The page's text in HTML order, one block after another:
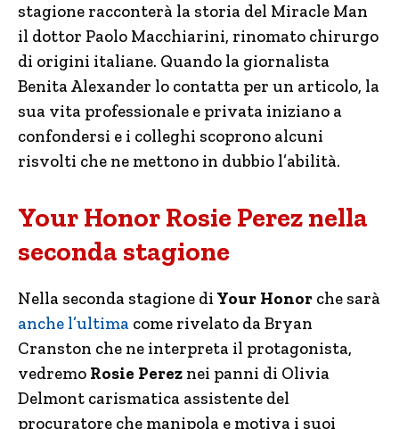
stagione racconterà la storia del Miracle Man
il dottor Paolo Macchiarini, rinomato chirurgo
di origini italiane. Quando la giornalista
Benita Alexander lo contatta per un articolo, la
sua vita professionale e privata iniziano a
confondersi e i colleghi scoprono alcuni
risvolti che ne mettono in dubbio l’abilità.
Your Honor Rosie Perez nella
seconda stagione
Nella seconda stagione di Your Honor che sarà
anche l’ultima come rivelato da Bryan
Cranston che ne interpreta il protagonista,
vedremo Rosie Perez nei panni di Olivia
Delmont carismatica assistente del
procuratore che manipola e motiva i suoi